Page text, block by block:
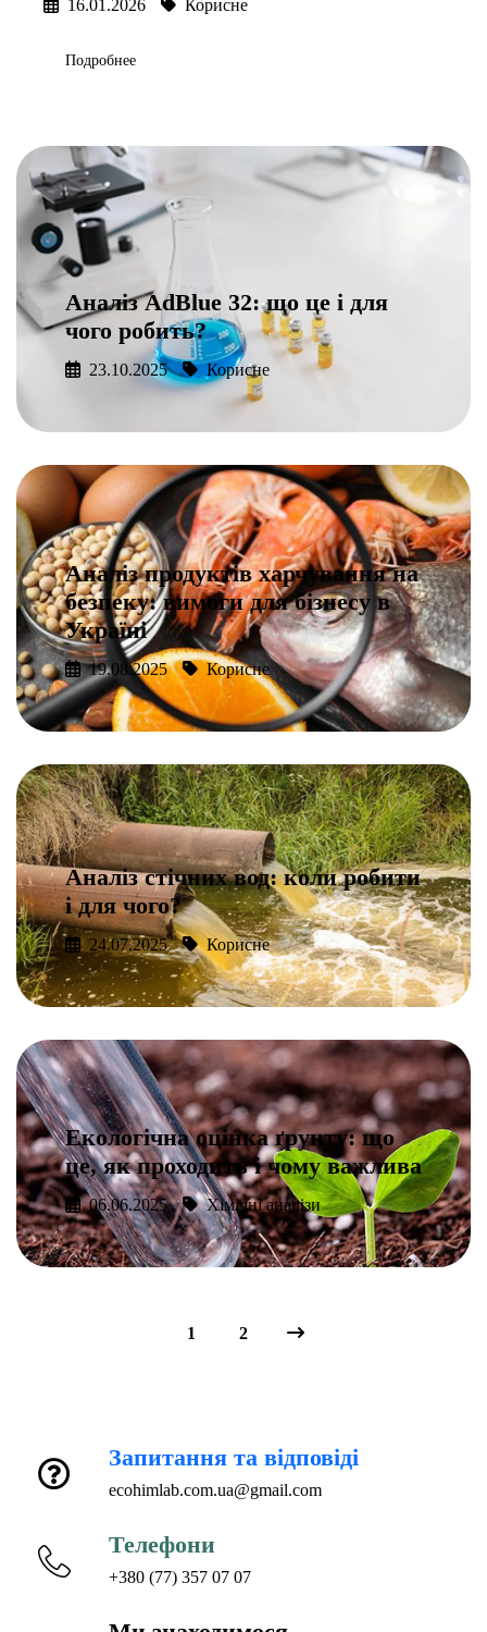
16.01.2026 Корисне
Подробнее
Аналіз AdBlue 32: що це і для
чого робить?
23.10.2025 Корисне
Аналіз продуктів харчування на
безпеку: вимоги для бізнесу в
Україні
19.08.2025 Корисне
Подробнее
Аналіз стічних вод: коли робити
і для чого?
24.07.2025 Корисне
Подробнее
Екологічна оцінка ґрунту: що
це, як проходить і чому важлива
06.06.2025 Хімічні аналізи
Подробнее
1 2
Запитання та відповіді
ecohimlab.com.ua@gmail.com
Телефони
+380 (77) 357 07 07